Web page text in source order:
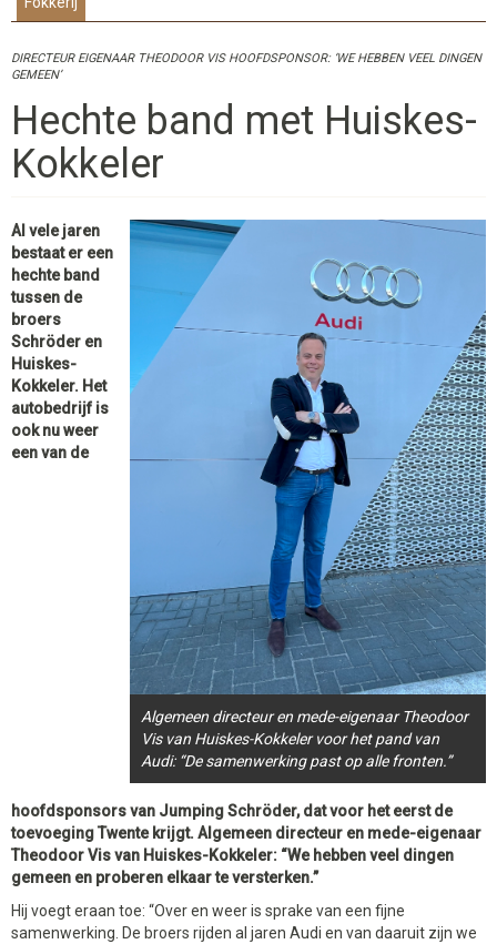
DIRECTEUR EIGENAAR THEODOOR VIS HOOFDSPONSOR: ‘WE HEBBEN VEEL DINGEN
GEMEEN’
Hechte band met Huiskes-
Kokkeler
Algemeen directeur en mede-eigenaar Theodoor
Vis van Huiskes-Kokkeler voor het pand van
Audi: “De samenwerking past op alle fronten.”
Al vele jaren
bestaat er een
hechte band
tussen de
broers
Schröder en
Huiskes-
Kokkeler. Het
autobedrijf is
ook nu weer
een van de
hoofdsponsors van Jumping Schröder, dat voor het eerst de
toevoeging Twente krijgt. Algemeen directeur en mede-eigenaar
Theodoor Vis van Huiskes-Kokkeler: “We hebben veel dingen
gemeen en proberen elkaar te versterken.”
Hij voegt eraan toe: “Over en weer is sprake van een fijne
samenwerking. De broers rijden al jaren Audi en van daaruit zijn we